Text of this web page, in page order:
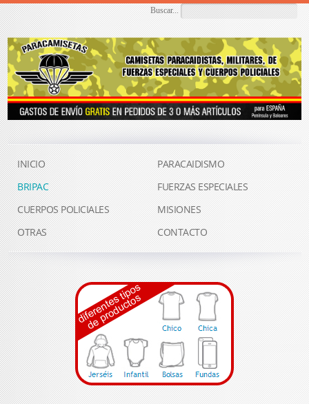
Buscar...
INICIO
PARACAIDISMO
BRIPAC
FUERZAS ESPECIALES
CUERPOS POLICIALES
MISIONES
OTRAS
CONTACTO